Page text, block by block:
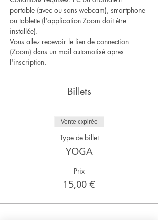
portable (avec ou sans webcam), smartphone
ou tablette (l'application Zoom doit être
installée).
Vous allez recevoir le lien de connection
(Zoom) dans un mail automotisé apres
l'inscription.
Billets
Vente expirée
Type de billet
YOGA
Prix
15,00 €